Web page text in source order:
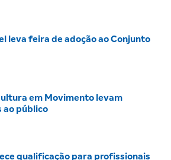
leva feira de adoção ao Conjunto
em Movimento levam
público
qualificação para profissionais